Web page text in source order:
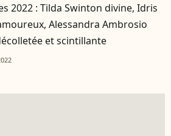
2022 : Tilda Swinton divine, Idris
Alessandra Ambrosio
et scintillante